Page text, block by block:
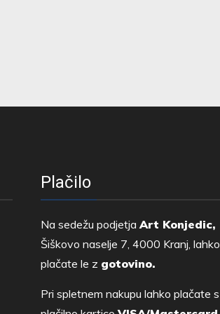
izdelka
Plačilo
Na sedežu podjetjaArt Konjedic,
Šiškovo naselje 7, 4000 Kranj, lahko
plačate le z gotovino.
Pri spletnem nakupu lahko plačate s